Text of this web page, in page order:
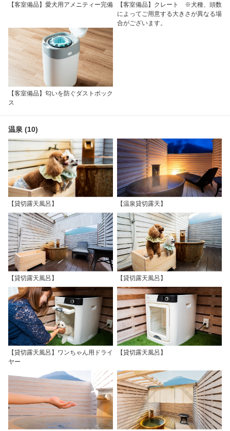
【客室備品】愛犬用アメニティー完備
【客室備品】クレート ※犬種、頭数
によってご用意する大きさが異なる場
合がございます。
【客室備品】匂いを防ぐダストボック
ス
温泉 (10)
【貸切露天風呂】 【温泉貸切露天】
【貸切露天風呂】 【貸切露天風呂】
【貸切露天風呂】ワンちゃん用ドライ
ヤー
【貸切露天風呂】